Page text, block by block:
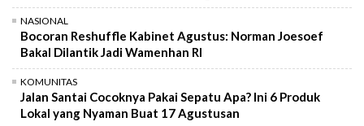
NASIONAL
Bocoran Reshuffle Kabinet Agustus: Norman Joesoef
Bakal Dilantik Jadi Wamenhan RI
KOMUNITAS
Jalan Santai Cocoknya Pakai Sepatu Apa? Ini 6 Produk
Lokal yang Nyaman Buat 17 Agustusan